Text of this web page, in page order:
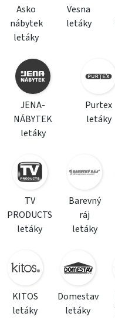
Asko
nábytek
letáky
Vesna
letáky
JENA-
NÁBYTEK
letáky
Purtex
letáky
TV
PRODUCTS
letáky
Barevný
ráj
letáky
KITOS
letáky
Domestav
letáky